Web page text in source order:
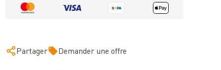
Partager Demander une offre